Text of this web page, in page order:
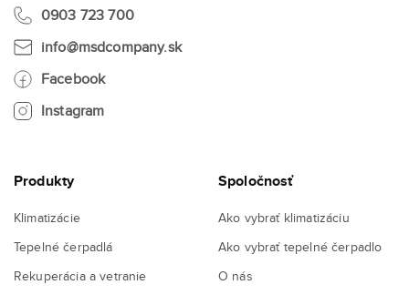
0903 723 700
info@msdcompany.sk
Facebook
Instagram
Produkty
Klimatizácie
Tepelné čerpadlá
Rekuperácia a vetranie
Spoločnosť
Ako vybrať klimatizáciu
Ako vybrať tepelné čerpadlo
O nás